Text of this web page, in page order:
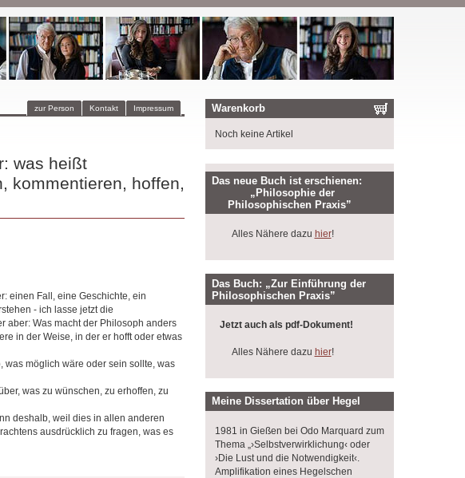
Impressum
Kontakt
zur Person
was heißt
kommentieren, hoffen,
einen Fall, eine Geschichte, ein
- ich lasse jetzt die
aber: Was macht der Philosoph anders
in der Weise, in der er hofft oder etwas
was möglich wäre oder sein sollte, was
was zu wünschen, zu erhoffen, zu
deshalb, weil dies in allen anderen
ausdrücklich zu fragen, was es
Warenkorb
Noch keine Artikel
Das neue Buch ist erschienen:
„Philosophie der
Philosophischen Praxis”
Alles Nähere dazu hier!
Das Buch: „Zur Einführung der
Philosophischen Praxis”
Jetzt auch als pdf-Dokument!
Alles Nähere dazu hier!
Meine Dissertation über Hegel
1981 in Gießen bei Odo Marquard zum
Thema „›Selbstverwirklichung‹ oder
›Die Lust und die Notwendigkeit‹.
Amplifikation eines Hegelschen